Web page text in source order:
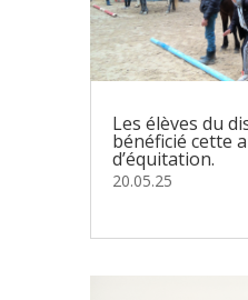
Les élèves du
bénéficié cette
d’équitation.
20.05.25